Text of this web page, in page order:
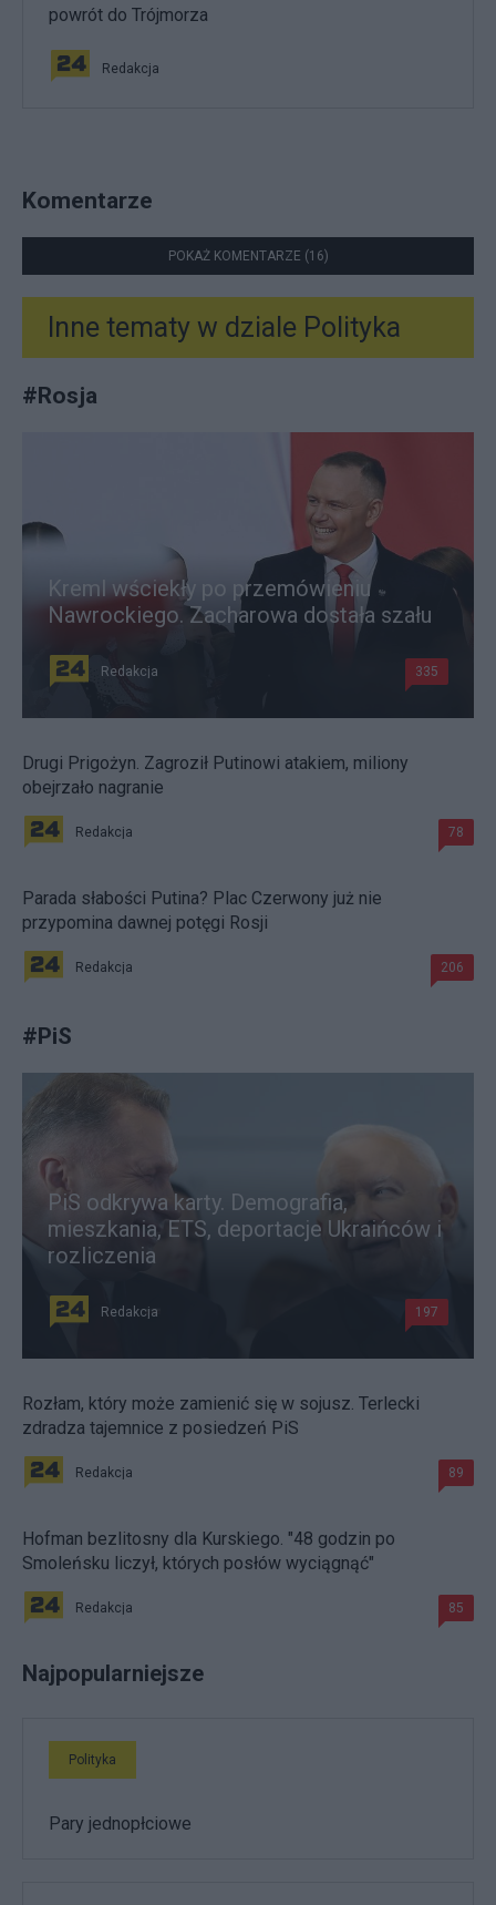
powrót do Trójmorza
Redakcja
Komentarze
POKAŻ KOMENTARZE (16)
Inne tematy w dziale Polityka
#Rosja
Kreml wściekły po przemówieniu
Nawrockiego. Zacharowa dostała szału
Redakcja 335
Drugi Prigożyn. Zagroził Putinowi atakiem, miliony
obejrzało nagranie
Redakcja 78
Parada słabości Putina? Plac Czerwony już nie
przypomina dawnej potęgi Rosji
Redakcja 206
#PiS
PiS odkrywa karty. Demografia,
mieszkania, ETS, deportacje Ukraińców i
rozliczenia
Redakcja 197
Rozłam, który może zamienić się w sojusz. Terlecki
zdradza tajemnice z posiedzeń PiS
Redakcja 89
Hofman bezlitosny dla Kurskiego. "48 godzin po
Smoleńsku liczył, których posłów wyciągnąć"
Redakcja 85
Najpopularniejsze
Polityka
Pary jednopłciowe